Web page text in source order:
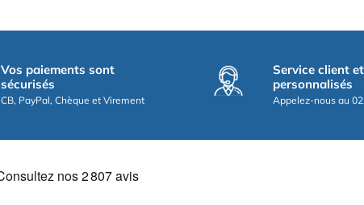
Vos paiements sont
sécurisés
CB, PayPal, Chèque et Virement
Service client
personnalisés
Appelez-nous au